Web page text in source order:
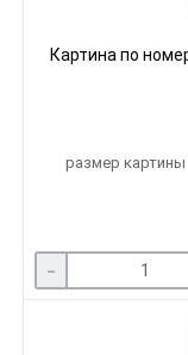
Картина по
размер картины
-